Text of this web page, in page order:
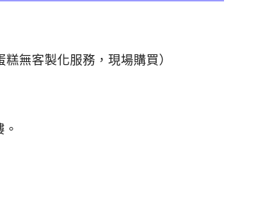
無客製化服務，現場購買）
。